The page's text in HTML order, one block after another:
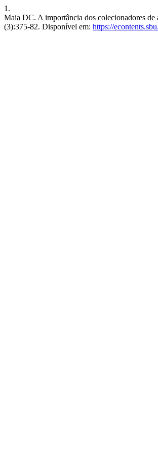
1.
Maia DC. A importância dos colecionadores
(3):375-82. Disponível em: https://